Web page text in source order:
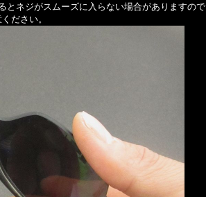
とネジがスムーズに入らない場合がありますので
ださい。